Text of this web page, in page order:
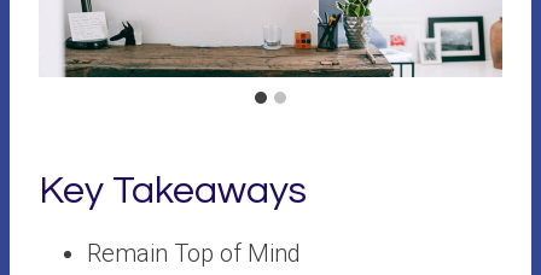
Key Takeaways
Remain Top of Mind